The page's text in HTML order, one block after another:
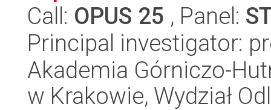
Call: OPUS 25 , Panel:
Principal investigator:
Akademia Górniczo-
w Krakowie, Wydział